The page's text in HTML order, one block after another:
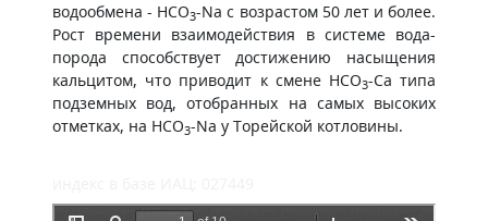
водообмена - HCO3-Na с возрастом 50 лет и более.
Рост времени взаимодействия в системе вода-
порода способствует достижению насыщения
кальцитом, что приводит к смене HCO3-Ca типа
подземных вод, отобранных на самых высоких
отметках, на HCO3-Na у Торейской котловины.